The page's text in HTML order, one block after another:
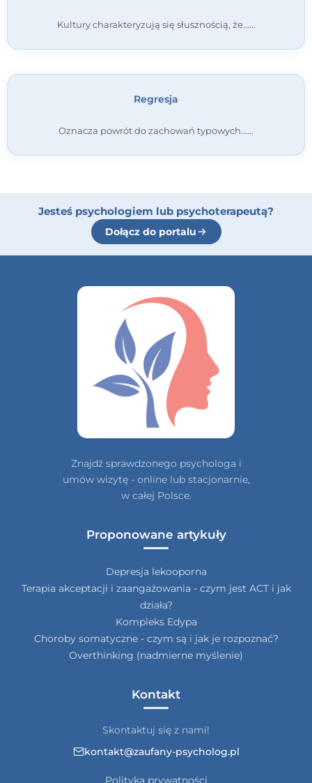
Kultury charakteryzują się słusznością, że...
Regresja
Oznacza powrót do zachowań typowych...
Jesteś psychologiem lub psychoterapeutą?
Dołącz do portalu
Znajdź sprawdzonego psychologa i
umów wizytę - online lub stacjonarnie,
w całej Polsce.
Proponowane artykuły
Depresja lekooporna
Terapia akceptacji i zaangażowania - czym jest ACT i jak
działa?
Kompleks Edypa
Choroby somatyczne - czym są i jak je rozpoznać?
Overthinking (nadmierne myślenie)
Kontakt
Skontaktuj się z nami!
kontakt@zaufany-psycholog.pl
Polityka prywatności